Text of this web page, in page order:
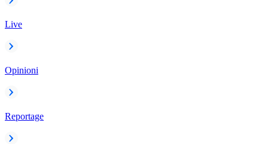
Live
Opinioni
Reportage